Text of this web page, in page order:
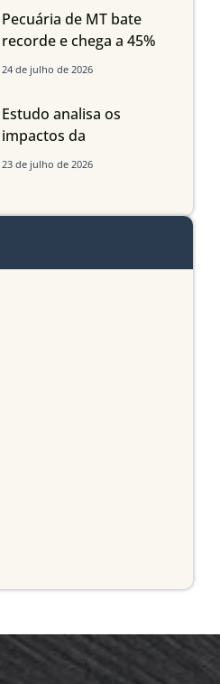
Maranhão
Pecuária de MT bate
recorde e chega a 45%
dos bovinos abatidos
24 de julho de 2026
Estudo analisa os
impactos da
infraestrutura logística
do Sul
23 de julho de 2026